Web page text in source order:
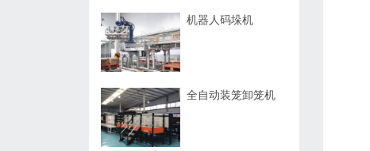
机器人码垛机
全自动装笼卸笼机